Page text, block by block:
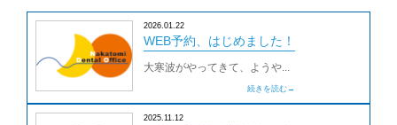
2026.01.22
WEB予約、はじめました！
大寒波がやってきて、ようや...
続きを読む→
2025.11.12